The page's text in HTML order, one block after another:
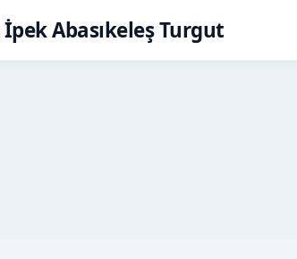
İpek Abasıkeleş Turgut